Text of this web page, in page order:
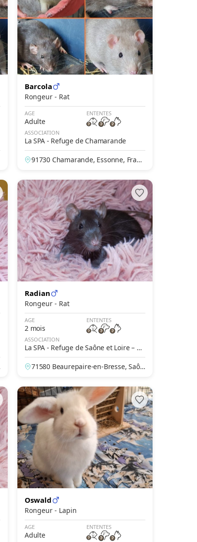
Barcola
Rongeur - Rat
AGE
Adulte
ENTENTES
ASSOCIATION
La SPA - Refuge de Chamarande
91730 Chamarande, Essonne, Franc
Radian
Rongeur - Rat
AGE
2 mois
ENTENTES
ASSOCIATION
La SPA - Refuge de Saône et Loire – Be
aurepaire en Bresse
71580 Beaurepaire-en-Bresse, Saôn
Oswald
Rongeur - Lapin
AGE
Adulte
ENTENTES